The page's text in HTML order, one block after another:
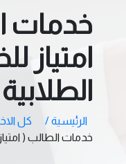
خدمات
امتياز
الرئيسية /
كل
خدمات الطالب (